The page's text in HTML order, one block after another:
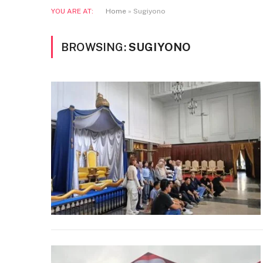
YOU ARE AT: Home » Sugiyono
BROWSING:SUGIYONO